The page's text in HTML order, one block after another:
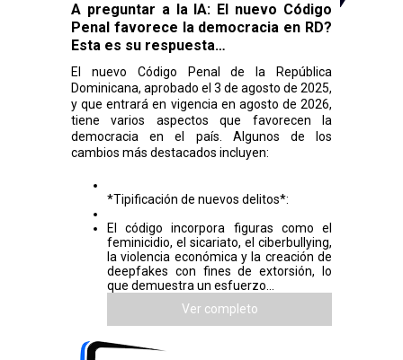
A preguntar a la IA: El nuevo Código
Penal favorece la democracia en RD?
Esta es su respuesta…
El nuevo Código Penal de la República
Dominicana, aprobado el 3 de agosto de 2025,
y que entrará en vigencia en agosto de 2026,
tiene varios aspectos que favorecen la
democracia en el país. Algunos de los
cambios más destacados incluyen:
*Tipificación de nuevos delitos*:
El código incorpora figuras como el
feminicidio, el sicariato, el ciberbullying,
la violencia económica y la creación de
deepfakes con fines de extorsión, lo
que demuestra un esfuerzo...
Ver completo